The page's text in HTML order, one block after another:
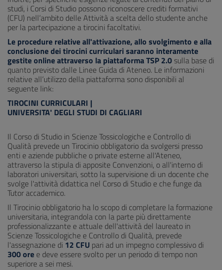
studi, i Corsi di Studio possono riconoscere crediti formativi
(CFU) nell’ambito delle Attività a scelta dello studente anche
per la partecipazione a tirocini facoltativi.
Le procedure relative all'attivazione, allo svolgimento e alla
conclusione dei tirocini curriculari saranno interamente
gestite online attraverso la piattaforma TSP 2.0 sulla base di
quanto previsto dalle Linee Guida di Ateneo. Le informazioni
relative all’utilizzo della piattaforma sono disponibili al
seguente link:
TIROCINI CURRICULARI |
UNIVERSITA' DEGLI STUDI DI CAGLIARI
Il Corso di Studio in Scienze Tossicologiche e Controllo di
Qualità prevede un Tirocinio obbligatorio da svolgersi presso
enti e aziende pubbliche o private esterne all'Ateneo,
attraverso la stipula di apposite Convenzioni, o all'interno di
laboratori universitari, sotto la supervisione di un docente che
svolge l'attività didattica nel Corso di Studio e che funge da
Tutor accademico.
Il Tirocinio obbligatorio ha lo scopo di completare la formazione
universitaria, integrandola con la parte più direttamente
professionalizzante e attuale dell'attività del laureato in
Scienze Tossicologiche e Controllo di Qualità, prevede
l'assegnazione di 12 CFU pari ad un impegno complessivo di
300 ore e deve essere svolto per un periodo di tempo non
superiore a sei mesi.